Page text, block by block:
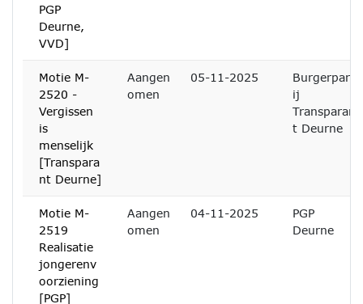
PGP
Deurne,
VVD]
Motie M-
2520 -
Vergissen
is
menselijk
[Transpara
nt Deurne]
Aangen
omen
05-11-2025
Burgerpart
ij
Transparan
t Deurne
Motie M-
2519
Realisatie
jongerenv
oorziening
[PGP]
Aangen
omen
04-11-2025
PGP
Deurne